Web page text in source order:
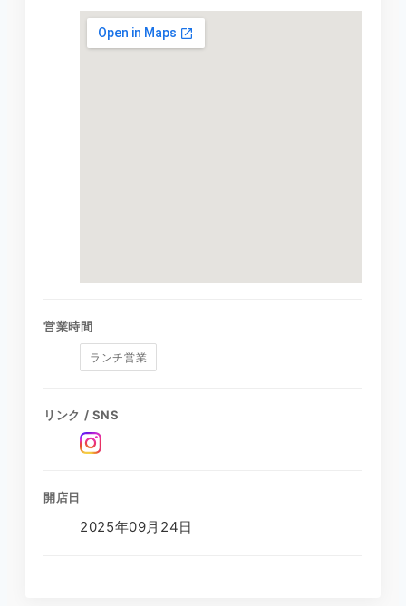
営業時間
ランチ営業
リンク / SNS
開店日
2025年09月24日